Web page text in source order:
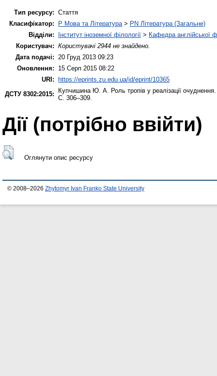
Тип ресурсу: Стаття
Класифікатор:
P Мова та Література > PN Література (Загальне)
Відділи:
Інститут іноземної філології > Кафедра англійської
Користувач: Користувачі 2944 не знайдено.
Дата подачі:
20 Груд 2013 09:23
Оновлення:
15 Серп 2015 08:22
URI: https://eprints.zu.edu.ua/id/eprint/10365
ДСТУ 8302:2015:
Купчишина Ю. А. Роль тропів у реалізації
С. 306–309.
Дії ​​(потрібно ввійти)
Оглянути опис ресурсу
© 2008–2026 Zhytomyr Ivan Franko State University